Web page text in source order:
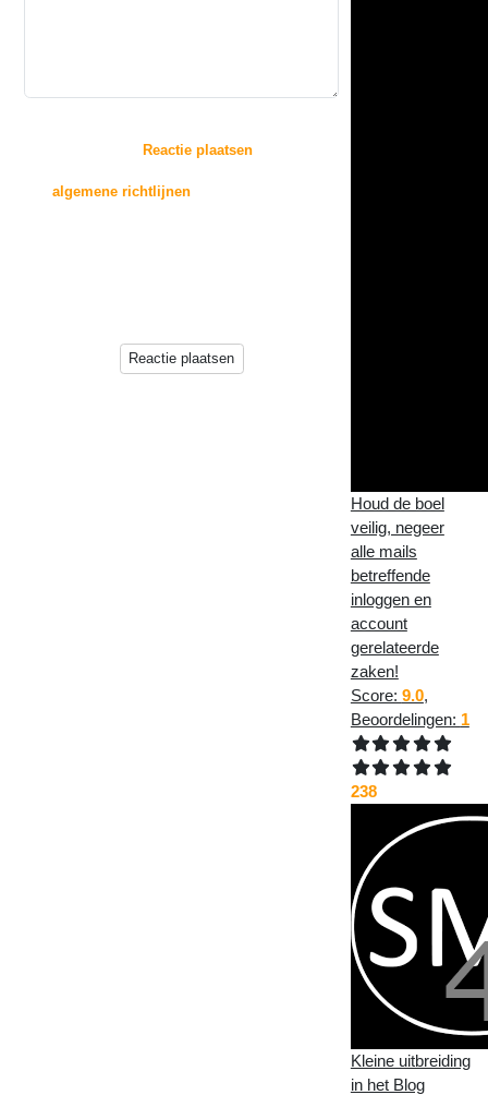
Door op de knop "Reactie plaatsen
algemene richtlijnenvoor het plaatsen van
Reactie plaatsen
Houd de boel
veilig, negeer
alle mails
betreffende
inloggen en
account
gerelateerde
zaken!
Score: 9.0,
Beoordelingen: 1
238
Kleine uitbreiding
in het Blog